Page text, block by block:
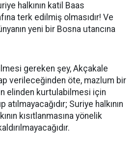
halkının katil Baas
terk edilmiş olmasıdır! Ve
yeni bir Bosna utancına
gereken şey, Akçakale
verileceğinden öte, mazlum bir
elinden kurtulabilmesi için
atılmayacağıdır; Suriye halkının
kısıtlanmasına yönelik